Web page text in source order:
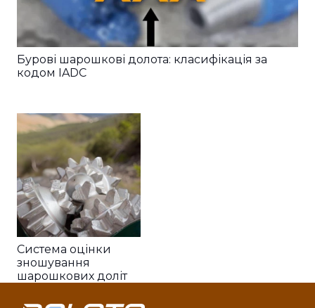
Бурові шарошкові долота: класифікація за
кодом IADC
Система оцінки
зношування
шарошкових доліт